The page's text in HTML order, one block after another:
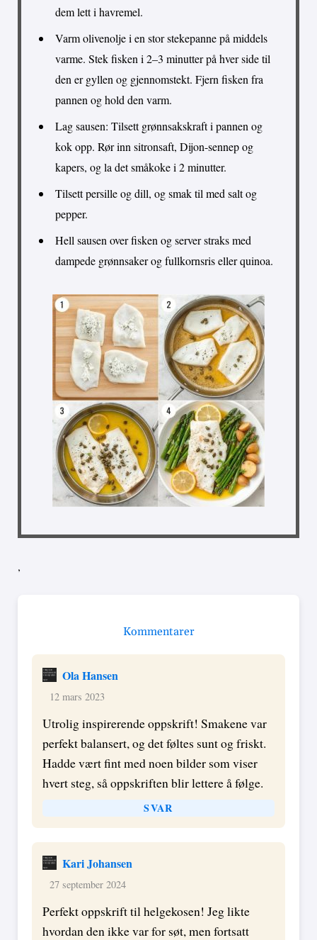
dem lett i havremel.
Varm olivenolje i en stor stekepanne på middels
varme. Stek fisken i 2–3 minutter på hver side til
den er gyllen og gjennomstekt. Fjern fisken fra
pannen og hold den varm.
Lag sausen: Tilsett grønnsakskraft i pannen og
kok opp. Rør inn sitronsaft, Dijon-sennep og
kapers, og la det småkoke i 2 minutter.
Tilsett persille og dill, og smak til med salt og
pepper.
Hell sausen over fisken og server straks med
dampede grønnsaker og fullkornsris eller quinoa.
,
Kommentarer
Ola Hansen
12 mars 2023
Utrolig inspirerende oppskrift! Smakene var
perfekt balansert, og det føltes sunt og friskt.
Hadde vært fint med noen bilder som viser
hvert steg, så oppskriften blir lettere å følge.
SVAR
Kari Johansen
27 september 2024
Perfekt oppskrift til helgekosen! Jeg likte
hvordan den ikke var for søt, men fortsatt